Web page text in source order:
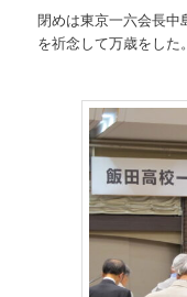
閉めは東京一六会長
を祈念して万歳をした。
(斎